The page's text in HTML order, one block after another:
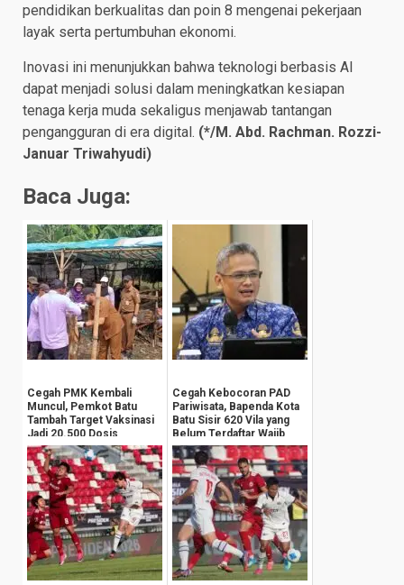
pendidikan berkualitas dan poin 8 mengenai pekerjaan
layak serta pertumbuhan ekonomi.
Inovasi ini menunjukkan bahwa teknologi berbasis AI
dapat menjadi solusi dalam meningkatkan kesiapan
tenaga kerja muda sekaligus menjawab tantangan
pengangguran di era digital. (*/M. Abd. Rachman. Rozzi-
Januar Triwahyudi)
Baca Juga:
Cegah PMK Kembali
Muncul, Pemkot Batu
Tambah Target Vaksinasi
Jadi 20.500 Dosis
Cegah Kebocoran PAD
Pariwisata, Bapenda Kota
Batu Sisir 620 Vila yang
Belum Terdaftar Wajib
Pajak